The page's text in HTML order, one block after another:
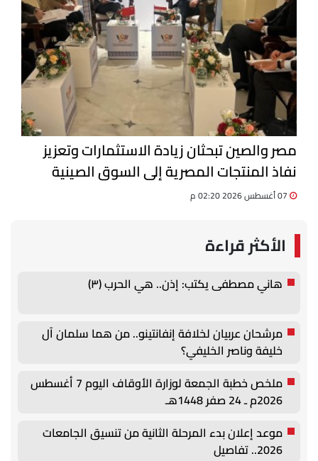
مصر والصين تبحثان زيادة الاستثمارات وتعزيز
نفاذ المنتجات المصرية إلى السوق الصينية
الأكثر قراءة
هاني مصطفى يكتب: إذن.. هي الحرب (٣)
مرشحان عربيان لخلافة إنفانتينو.. من هما سلمان آل
خليفة وناصر الخليفي؟
ملخص خطبة الجمعة لوزارة الأوقاف اليوم 7 أغسطس
2026م ـ 24 صفر 1448هـ
موعد إعلان بدء المرحلة الثانية من تنسيق الجامعات
2026.. تفاصيل